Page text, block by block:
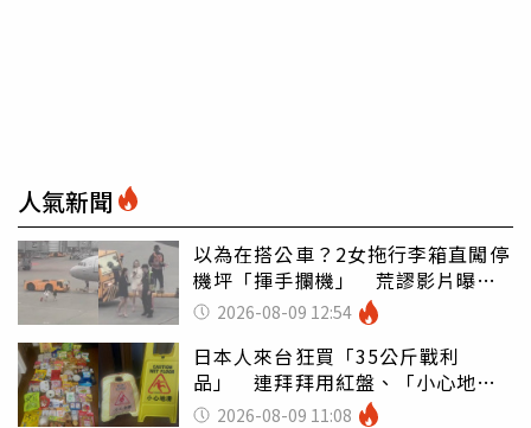
人氣新聞
以為在搭公車？2女拖行李箱直闖停
機坪「揮手攔機」 荒謬影片曝網
傻眼2026-08-09 12:54
日本人來台狂買「35公斤戰利
品」 連拜拜用紅盤、「小心地
滑」告示牌也帶回家
2026-08-09 11:08